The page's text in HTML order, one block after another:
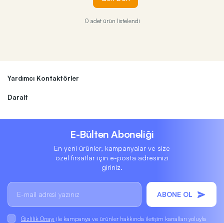
0 adet ürün listelendi
Yardımcı Kontaktörler
Daralt
E-Bülten Aboneliği
En yeni ürünler, kampanyalar ve size
özel fırsatlar için e-posta adresinizi
giriniz.
ABONE OL
Gizlilik Onayı ile kampanya ve ürünler hakkında iletişim kanalları yoluyla